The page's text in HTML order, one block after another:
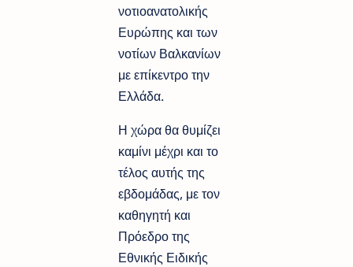
νοτιοανατολικής
Ευρώπης και των
νοτίων Βαλκανίων
με επίκεντρο την
Ελλάδα.
Η χώρα θα θυμίζει
καμίνι μέχρι και το
τέλος αυτής της
εβδομάδας, με τον
καθηγητή και
Πρόεδρο της
Εθνικής Ειδικής